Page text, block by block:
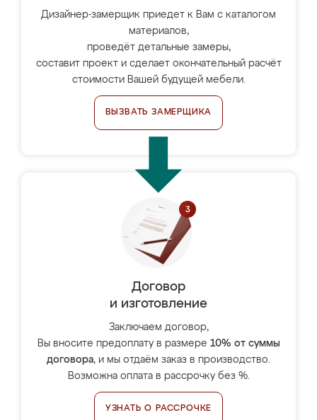
Дизайнер-замерщик приедет к Вам с каталогом
материалов,
проведёт детальные замеры,
составит проект и сделает окончательный расчёт
стоимости Вашей будущей мебели.
ВЫЗВАТЬ ЗАМЕРЩИКА
Договор
и изготовление
Заключаем договор,
Вы вносите предоплату в размере 10% от суммы
договора, и мы отдаём заказ в производство.
Возможна оплата в рассрочку без %.
УЗНАТЬ О РАССРОЧКЕ